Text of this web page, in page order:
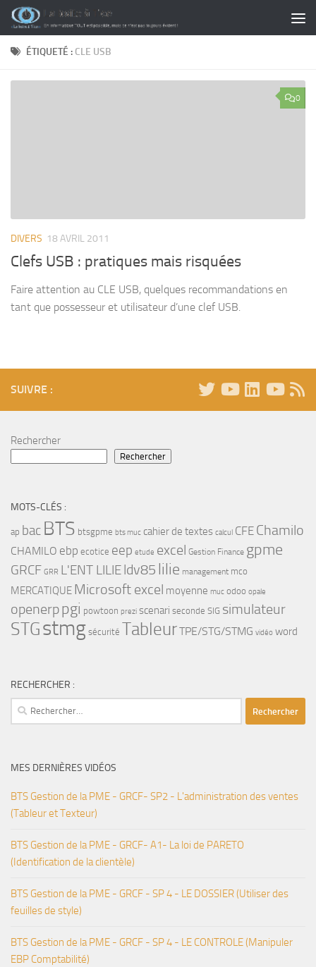
Skip to content
ÉTIQUETÉ : CLE USB
0
DIVERS 18 AVRIL 2011
Clefs USB : pratiques mais risquées
Faire attention au CLE USB, quelques recommandations en
tant que possesseur et utilisateur d’une clef USB.
SUIVRE :
Rechercher
Rechercher
MOTS-CLÉS :
ap bac BTS btsgpme bts muc cahier de textes calcul CFE Chamilo
CHAMILO ebp ecotice eep etude excel Gestion Finance gpme
GRCF GRR L'ENT LILIEldv85 lilie management mco
MERCATIQUE Microsoft excel moyenne muc odoo opale
openerppgi powtoon prezi scenari seconde SIG simulateur
STGstmg sécurité TableurTPE/STG/STMG vidéo word
RECHERCHER :
Rechercher :
MES DERNIÈRES VIDÉOS
BTS Gestion de la PME - GRCF- SP2 - L'administration des ventes
(Tableur et Texteur)
BTS Gestion de la PME - GRCF- A1- La loi de PARETO
(Identification de la clientèle)
BTS Gestion de la PME - GRCF - SP 4 - LE DOSSIER (Utiliser des
feuilles de style)
BTS Gestion de la PME - GRCF - SP 4 - LE CONTROLE (Manipuler
EBP Comptabilité)